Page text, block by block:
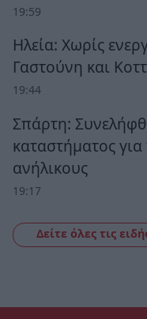
19:59
Ηλεία: Χωρίς
Γαστούνη και
19:44
Σπάρτη:
καταστήματος
ανήλικους
19:17
Δείτε όλες τις